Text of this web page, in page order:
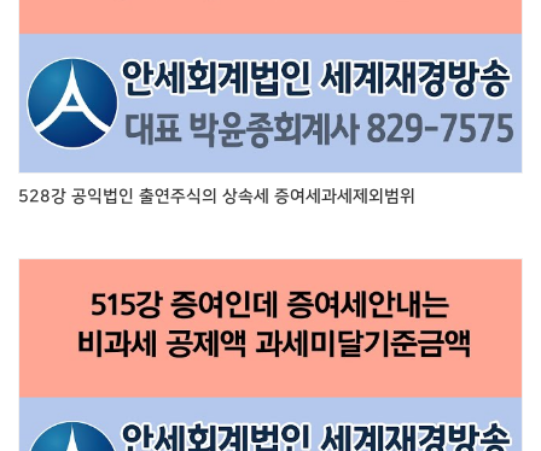
528강 공익법인 출연주식의 상속세 증여세과세제외범위